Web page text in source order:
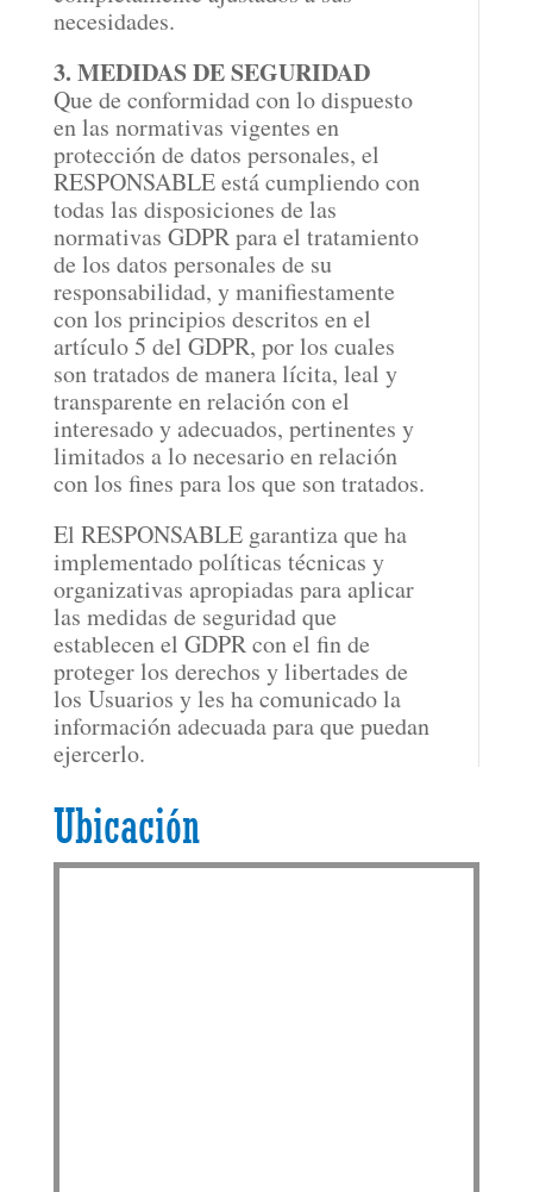
necesidades.
3. MEDIDAS DE SEGURIDAD
Que de conformidad con lo dispuesto
en las normativas vigentes en
protección de datos personales, el
RESPONSABLE está cumpliendo con
todas las disposiciones de las
normativas GDPR para el tratamiento
de los datos personales de su
responsabilidad, y manifiestamente
con los principios descritos en el
artículo 5 del GDPR, por los cuales
son tratados de manera lícita, leal y
transparente en relación con el
interesado y adecuados, pertinentes y
limitados a lo necesario en relación
con los fines para los que son tratados.
El RESPONSABLE garantiza que ha
implementado políticas técnicas y
organizativas apropiadas para aplicar
las medidas de seguridad que
establecen el GDPR con el fin de
proteger los derechos y libertades de
los Usuarios y les ha comunicado la
información adecuada para que puedan
ejercerlo.
Ubicación